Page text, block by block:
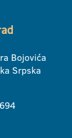
Bojovića
Srpska